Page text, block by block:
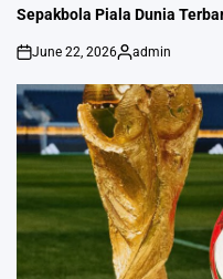
IN
Sepakbola Piala Dunia
on
June 22, 2026
Posted
admin